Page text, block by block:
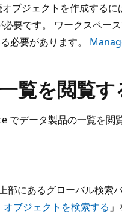
ブジェクトを作成するに
要です。 ワークスペース
必要があります。
覧を閲覧す
でデータ製品の一覧を閲
にあるグローバル検索
オブジェクトを検索する